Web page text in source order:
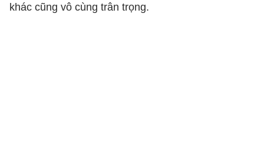
khác cũng vô cùng trân trọng.